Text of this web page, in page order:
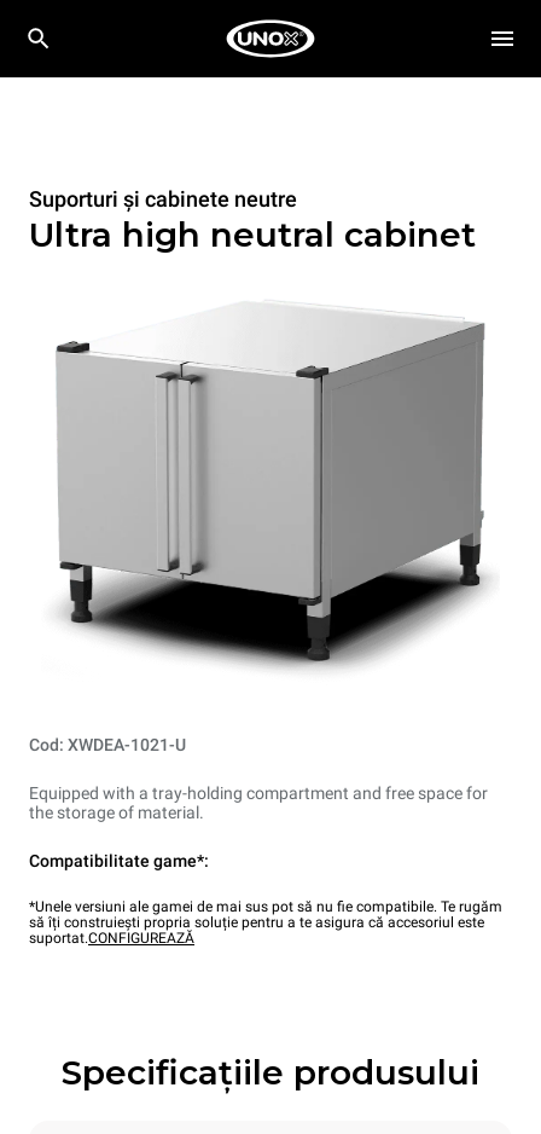
Suporturi și cabinete neutre
Ultra high neutral cabinet
Cod: XWDEA-1021-U
Equipped with a tray-holding compartment and free space for
the storage of material.
Compatibilitate game*:
*Unele versiuni ale gamei de mai sus pot să nu fie compatibile. Te rugăm
să îți construiești propria soluție pentru a te asigura că accesoriul este
suportat.CONFIGUREAZĂ
Specificațiile produsului